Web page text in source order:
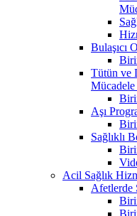
Bulaşıcı
Tütün ve
Aşı
Sağlıklı
Acil Sağlık
Afetlerde